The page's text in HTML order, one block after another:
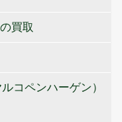
買取
コペンハーゲン）